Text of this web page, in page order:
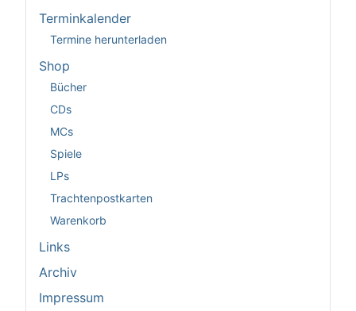
Terminkalender
Termine herunterladen
Shop
Bücher
CDs
MCs
Spiele
LPs
Trachtenpostkarten
Warenkorb
Links
Archiv
Impressum